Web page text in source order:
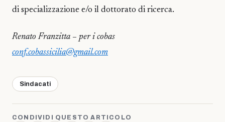
di specializzazione e/o il dottorato di ricerca.
Renato Franzitta – per i cobas
conf.cobassicilia@gmail.com
Sindacati
CONDIVIDI QUESTO ARTICOLO